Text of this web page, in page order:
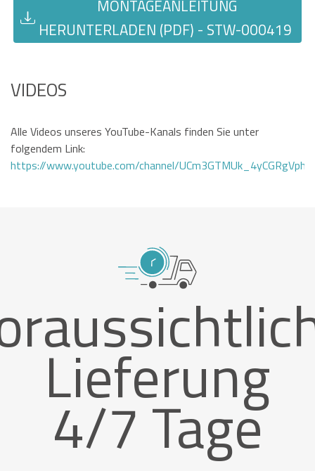
MONTAGEANLEITUNG
HERUNTERLADEN (PDF) - STW-000419
VIDEOS
Alle Videos unseres YouTube-Kanals finden Sie unter
folgendem Link:
https://www.youtube.com/channel/
Lieferung
4/7 Tage